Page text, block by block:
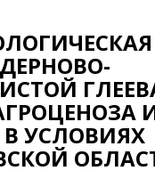
УСЛОВИЯХ